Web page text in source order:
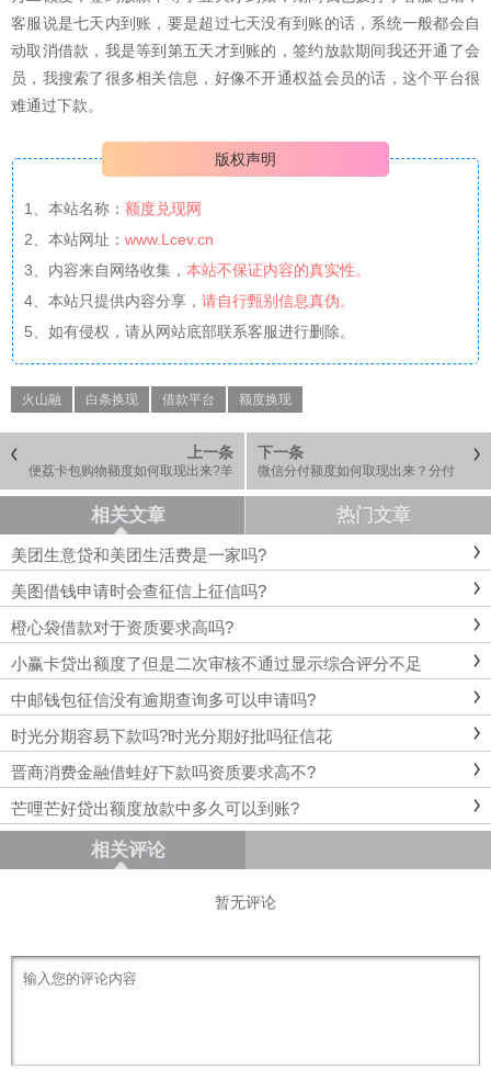
客服说是七天内到账，要是超过七天没有到账的话，系统一般都会自
动取消借款，我是等到第五天才到账的，签约放款期间我还开通了会
员，我搜索了很多相关信息，好像不开通权益会员的话，这个平台很
难通过下款。
版权声明
1、本站名称：额度兑现网
2、本站网址：www.Lcev.cn
3、内容来自网络收集，本站不保证内容的真实性。
4、本站只提供内容分享，请自行甄别信息真伪。
5、如有侵权，请从网站底部联系客服进行删除。
火山融 白条换现 借款平台 额度换现
上一条
便荔卡包购物额度如何取现出来?羊
小咩卡包额度怎么提
下一条
微信分付额度如何取现出来？分付
额度从2000涨到8000了
相关文章 热门文章
美团生意贷和美团生活费是一家吗?
美图借钱申请时会查征信上征信吗?
橙心袋借款对于资质要求高吗?
小赢卡贷出额度了但是二次审核不通过显示综合评分不足
中邮钱包征信没有逾期查询多可以申请吗?
时光分期容易下款吗?时光分期好批吗征信花
晋商消费金融借蛙好下款吗资质要求高不?
芒哩芒好贷出额度放款中多久可以到账?
相关评论
暂无评论